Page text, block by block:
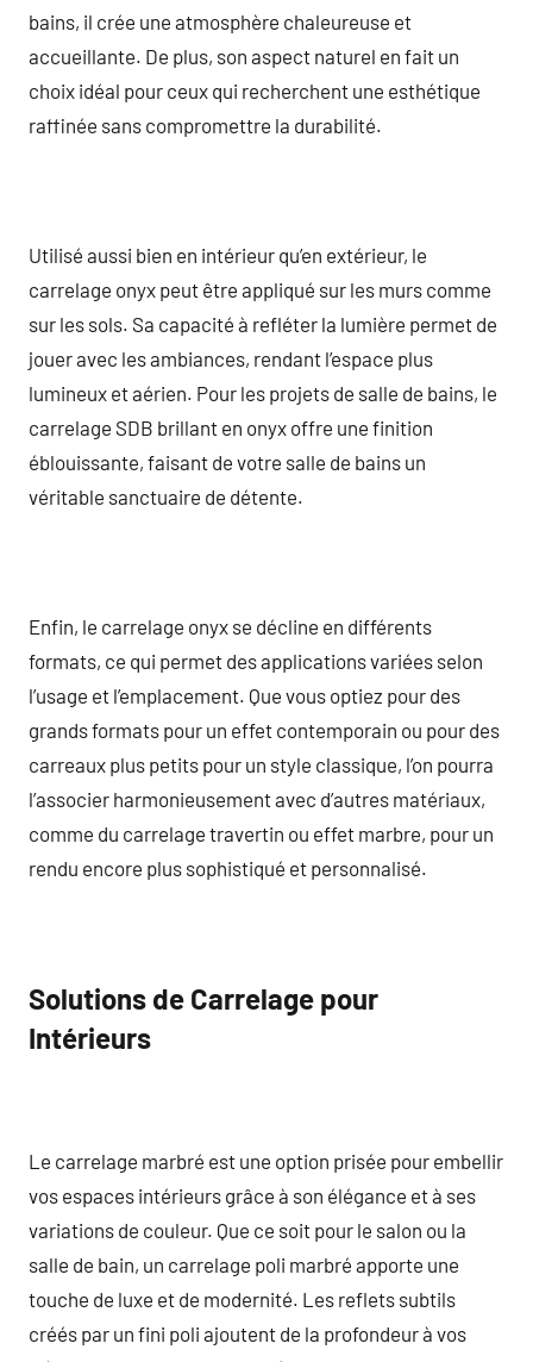
bains, il crée une atmosphère chaleureuse et
accueillante. De plus, son aspect naturel en fait un
choix idéal pour ceux qui recherchent une esthétique
raffinée sans compromettre la durabilité.
Utilisé aussi bien en intérieur qu’en extérieur, le
carrelage onyx peut être appliqué sur les murs comme
sur les sols. Sa capacité à refléter la lumière permet de
jouer avec les ambiances, rendant l’espace plus
lumineux et aérien. Pour les projets de salle de bains, le
carrelage SDB brillant en onyx offre une finition
éblouissante, faisant de votre salle de bains un
véritable sanctuaire de détente.
Enfin, le carrelage onyx se décline en différents
formats, ce qui permet des applications variées selon
l’usage et l’emplacement. Que vous optiez pour des
grands formats pour un effet contemporain ou pour des
carreaux plus petits pour un style classique, l’on pourra
l’associer harmonieusement avec d’autres matériaux,
comme du carrelage travertin ou effet marbre, pour un
rendu encore plus sophistiqué et personnalisé.
Solutions de Carrelage pour
Intérieurs
Le carrelage marbré est une option prisée pour embellir
vos espaces intérieurs grâce à son élégance et à ses
variations de couleur. Que ce soit pour le salon ou la
salle de bain, un carrelage poli marbré apporte une
touche de luxe et de modernité. Les reflets subtils
créés par un fini poli ajoutent de la profondeur à vos